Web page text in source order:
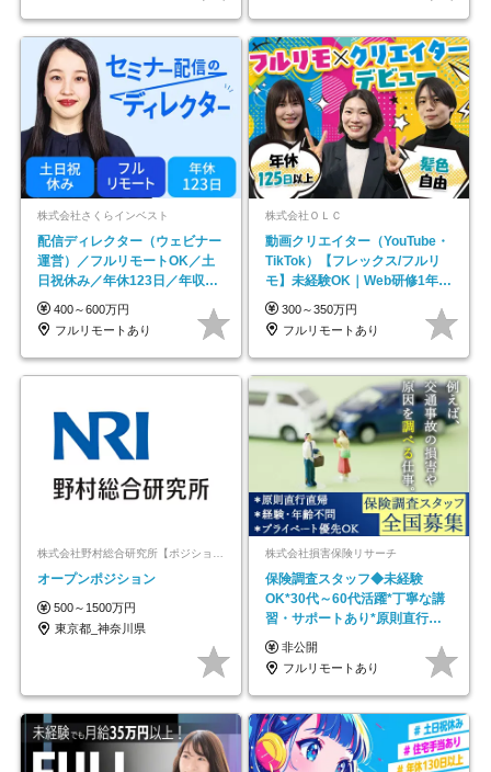
株式会社さくらインベスト
配信ディレクター（ウェビナー
運営）／フルリモートOK／土
日祝休み／年休123日／年収
600万円可
400～600万円
フルリモートあり
株式会社ＯＬＣ
動画クリエイター（YouTube・
TikTok）【フレックス/フルリ
モ】未経験OK｜Web研修1年間
｜副業OK
300～350万円
フルリモートあり
オープンポジション
500～1500万円
東京都_神奈川県
株式会社損害保険リサーチ
保険調査スタッフ◆未経験
OK*30代～60代活躍*丁寧な講
習・サポートあり*原則直行直
帰／全国募集・業務委託
非公開
フルリモートあり